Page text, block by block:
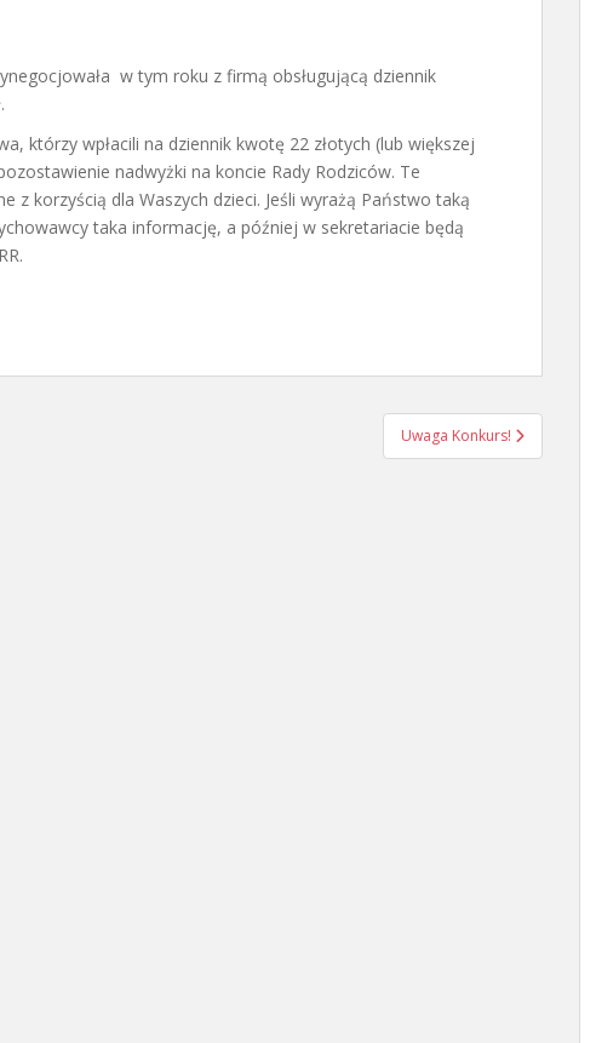
w tym roku z firmą obsługującą dziennik
którzy wpłacili na dziennik kwotę 22 złotych (lub większej
nadwyżki na koncie Rady Rodziców. Te
z korzyścią dla Waszych dzieci. Jeśli wyrażą Państwo taką
taka informację, a później w sekretariacie będą
Uwaga Konkurs!